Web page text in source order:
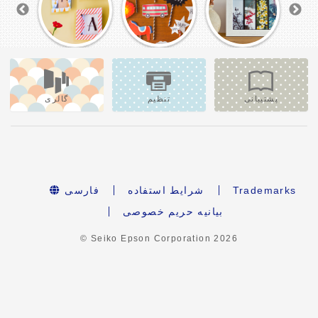
گالری تنظیم پشتیبانی
فارسی شرایط استفاده
Trademarks
بیانیه حریم خصوصی
© Seiko Epson Corporation2026